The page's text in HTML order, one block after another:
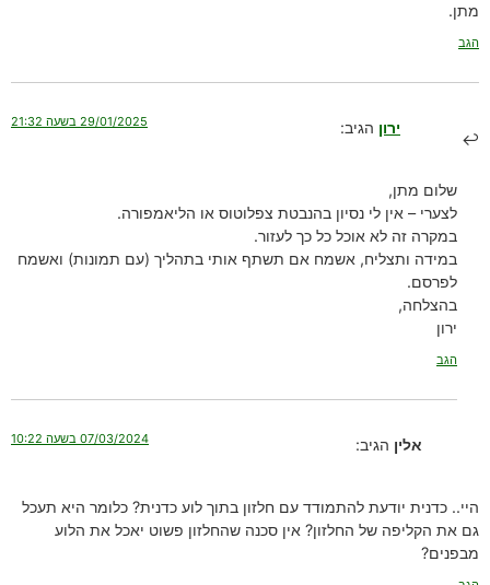
מתן.
הגב
ירון הגיב: 29/01/2025 בשעה 21:32
שלום מתן,
לצערי – אין לי נסיון בהנבטת צפלוטוס או הליאמפורה.
במקרה זה לא אוכל כל כך לעזור.
במידה ותצליח, אשמח אם תשתף אותי בתהליך (עם תמונות) ואשמח
לפרסם.
בהצלחה,
ירון
הגב
אלין הגיב: 07/03/2024 בשעה 10:22
היי.. כדנית יודעת להתמודד עם חלזון בתוך לוע כדנית? כלומר היא תעכל
גם את הקליפה של החלזון? אין סכנה שהחלזון פשוט יאכל את הלוע
מבפנים?